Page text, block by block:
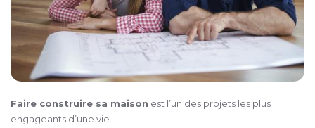
Faire construire sa maison est l’un des projets les plus
engageants d’une vie.